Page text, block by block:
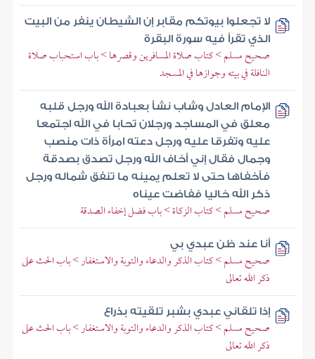
لا تجعلوا بيوتكم مقابر إن الشيطان ينفر من البيت
الذي تقرأ فيه سورة البقرة
صحيح مسلم > كتاب صلاة المسافرين وقصرها > باب استحباب صلاة
النافلة في بيته وجوازها في المسجد
الإمام العادل وشاب نشأ بعبادة الله ورجل قلبه
معلق في المساجد ورجلان تحابا في الله اجتمعا
عليه وتفرقا عليه ورجل دعته امرأة ذات منصب
وجمال فقال إني أخاف الله ورجل تصدق بصدقة
فأخفاها حتى لا تعلم يمينه ما تنفق شماله ورجل
ذكر الله خاليا ففاضت عيناه
صحيح مسلم > كتاب الزكاة > باب فضل إخفاء الصدقة
أنا عند ظن عبدي بي
صحيح مسلم > كتاب الذكر والدعاء والتوبة والاستغفار > باب الحث على
ذكر الله تعالى
إذا تلقاني عبدي بشبر تلقيته بذراع
صحيح مسلم > كتاب الذكر والدعاء والتوبة والاستغفار > باب الحث على
ذكر الله تعالى